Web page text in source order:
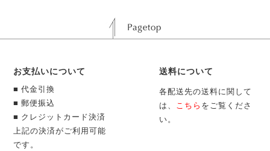
お支払いについて
■ 代金引換
■ 郵便振込
■ クレジットカード決済
上記の決済がご利用可能
です。
送料について
各配送先の送料に関して
は、 こちら をご覧くださ
い。